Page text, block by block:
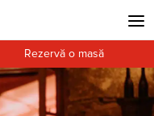
Rezervă o masă